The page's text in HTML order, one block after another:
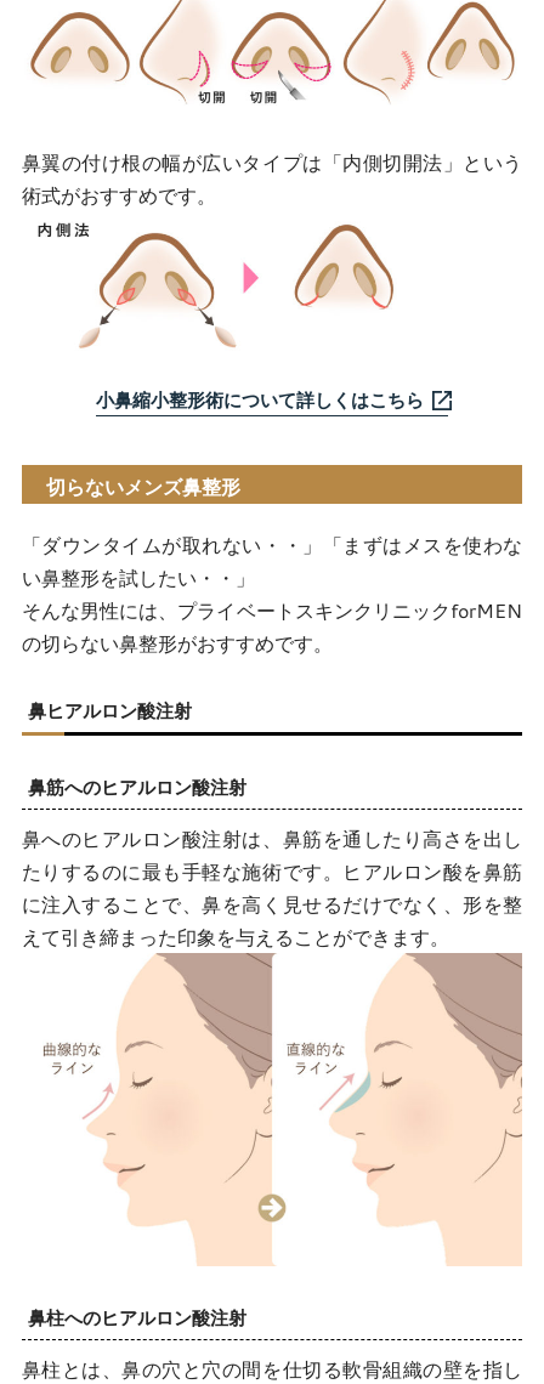
鼻翼の付け根の幅が広いタイプは「内側切開法」という
術式がおすすめです。
小鼻縮小整形術について詳しくはこちら
切らないメンズ鼻整形
「ダウンタイムが取れない・・」「まずはメスを使わな
い鼻整形を試したい・・」
そんな男性には、プライベートスキンクリニックforMEN
の切らない鼻整形がおすすめです。
鼻ヒアルロン酸注射
鼻筋へのヒアルロン酸注射
鼻へのヒアルロン酸注射は、鼻筋を通したり高さを出し
たりするのに最も手軽な施術です。ヒアルロン酸を鼻筋
に注入することで、鼻を高く見せるだけでなく、形を整
えて引き締まった印象を与えることができます。
鼻柱へのヒアルロン酸注射
鼻柱とは、鼻の穴と穴の間を仕切る軟骨組織の壁を指し